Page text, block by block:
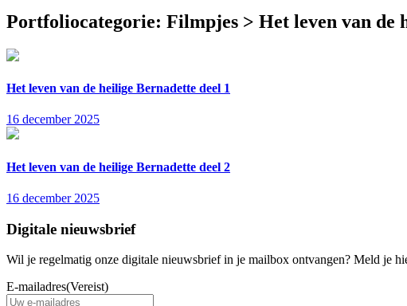
Portfoliocategorie: Filmpjes > Het leven van de
Het leven van de heilige Bernadette deel 1
16 december 2025
Het leven van de heilige Bernadette deel 2
16 december 2025
Digitale nieuwsbrief
Wil je regelmatig onze digitale nieuwsbrief in je mailbox ontvangen? Meld je
E-mailadres(Vereist)